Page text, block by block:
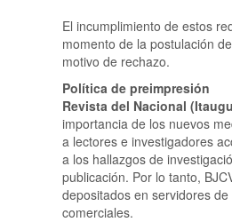
El incumplimiento de estos
momento de la postulación
motivo de rechazo.
Política de preimpresión
Revista del Nacional
importancia de los nuevos
a lectores e investigadores
a los hallazgos de
publicación. Por lo tanto,
depositados en servidores
comerciales.